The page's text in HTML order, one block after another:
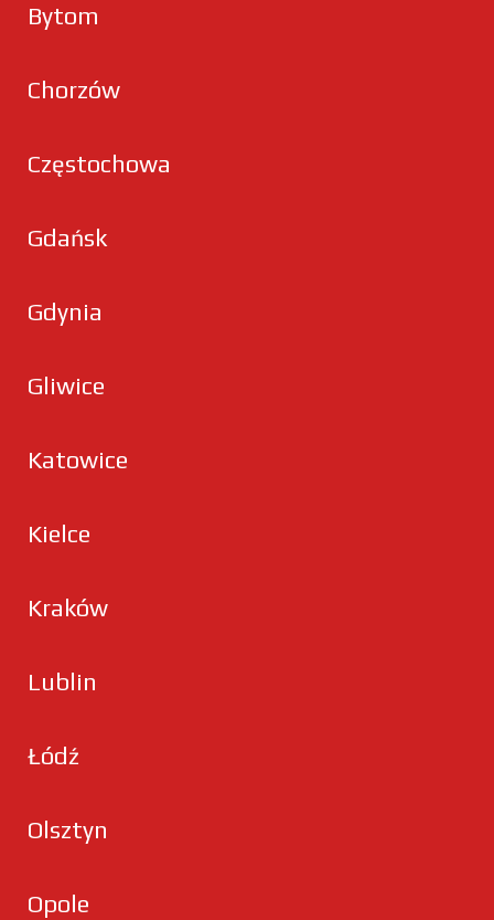
Bytom
Chorzów
Częstochowa
Gdańsk
Gdynia
Gliwice
Katowice
Kielce
Kraków
Lublin
Łódź
Olsztyn
Opole